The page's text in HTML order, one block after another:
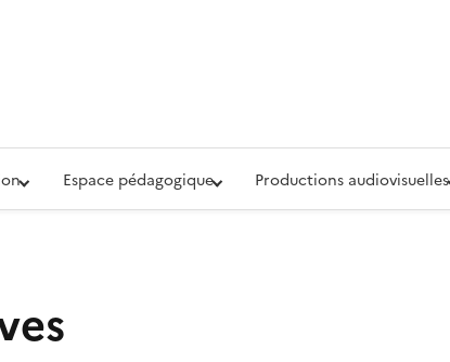
audiovisuelle de la Défense (ECPAD)
Espace pédagogique Productions audiovisuelles